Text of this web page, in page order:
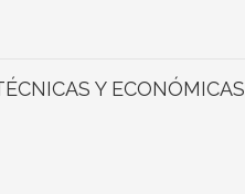
Y ECONÓMICAS